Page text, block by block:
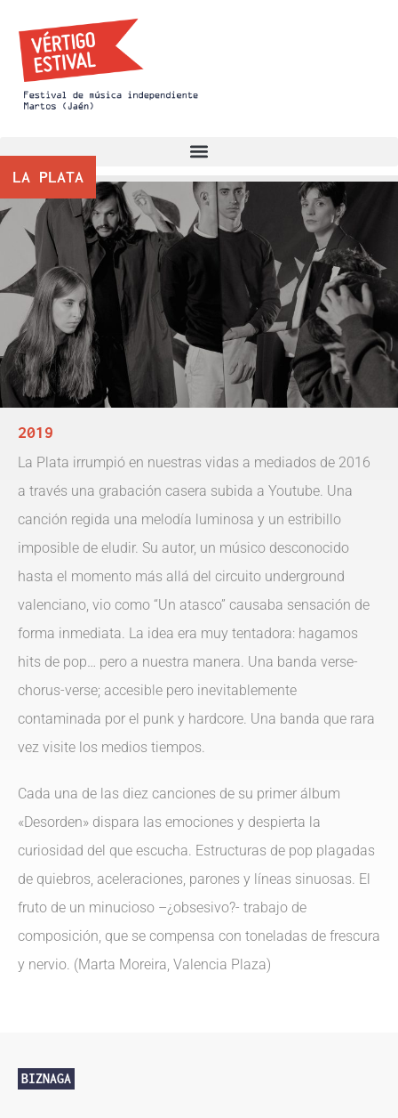
LA PLATA
2019
La Plata irrumpió en nuestras vidas a mediados de 2016
a través una grabación casera subida a Youtube. Una
canción regida una melodía luminosa y un estribillo
imposible de eludir. Su autor, un músico desconocido
hasta el momento más allá del circuito underground
valenciano, vio como “Un atasco” causaba sensación de
forma inmediata. La idea era muy tentadora: hagamos
hits de pop… pero a nuestra manera. Una banda verse-
chorus-verse; accesible pero inevitablemente
contaminada por el punk y hardcore. Una banda que rara
vez visite los medios tiempos.
Cada una de las diez canciones de su primer álbum
«Desorden» dispara las emociones y despierta la
curiosidad del que escucha. Estructuras de pop plagadas
de quiebros, aceleraciones, parones y líneas sinuosas. El
fruto de un minucioso –¿obsesivo?- trabajo de
composición, que se compensa con toneladas de frescura
y nervio. (Marta Moreira, Valencia Plaza)
BIZNAGA